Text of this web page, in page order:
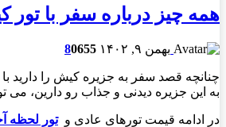
همه چیز درباره سفر با تور
بهمن ۹, ۱۴۰۲ 80655
به این جزیره دیدنی و جذاب رو دارین، می
در ادامه قیمت تورهای عادی وتور لحظه